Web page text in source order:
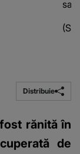
Distribuie
rănită în
de